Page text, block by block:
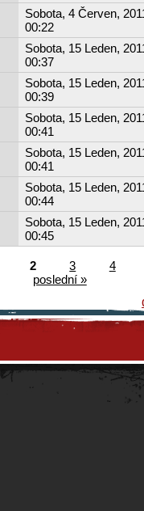
Sobota, 4 Červen,
00:22
Sobota, 15 Leden,
00:37
Sobota, 15 Leden,
00:39
Sobota, 15 Leden,
00:41
Sobota, 15 Leden,
00:41
Sobota, 15 Leden,
00:44
Sobota, 15 Leden,
00:45
2 3
4
poslední »